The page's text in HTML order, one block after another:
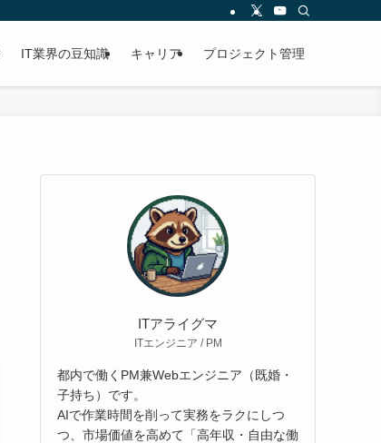
IT業界の豆知識 キャリア プロジェクト管理
ITアライグマ
ITエンジニア / PM
都内で働くPM兼Webエンジニア（既婚・
子持ち）です。
AIで作業時間を削って実務をラクにしつ
つ、市場価値を高めて「高年収・自由な働